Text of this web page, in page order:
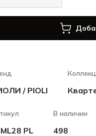
/ PIOLI
PL
В наличии
498